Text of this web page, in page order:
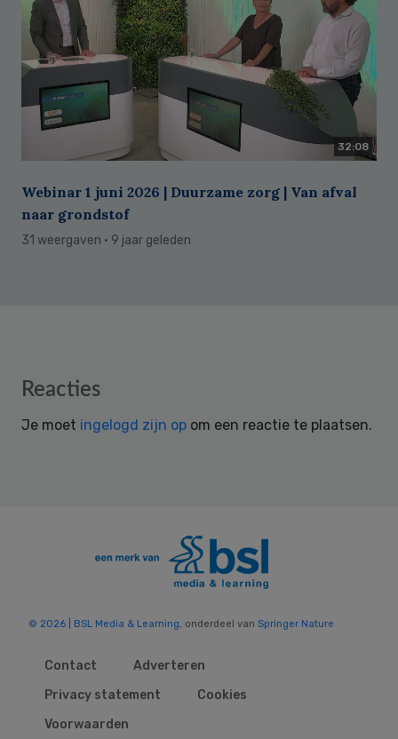
32:08
Webinar 1 juni 2026 | Duurzame zorg | Van afval
naar grondstof
31 weergaven · 9 jaar geleden
Reader
Reacties
Je moet ingelogd zijn op om een reactie te plaatsen.
© 2026 | BSL Media & Learning, onderdeel van Springer Nature
Contact
Adverteren
Privacy statement
Cookies
Voorwaarden